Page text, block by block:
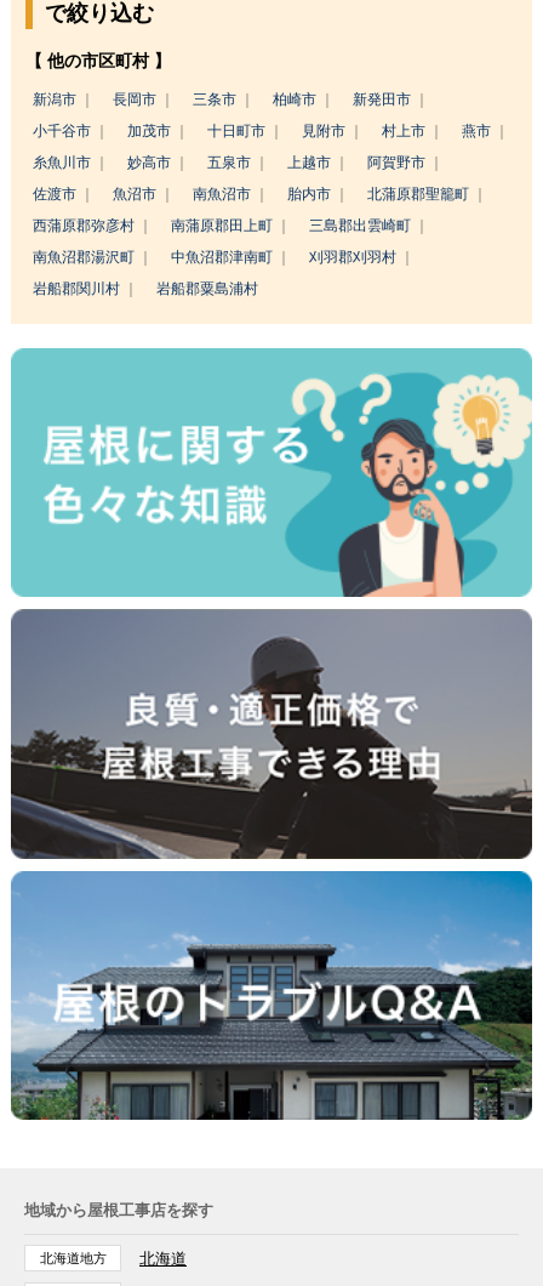
で絞り込む
【 他の市区町村 】
新潟市 長岡市 三条市 柏崎市
新発田市
小千谷市
加茂市 十日町市 見附市 村上市
燕市
糸魚川市
妙高市 五泉市 上越市
阿賀野市
佐渡市
魚沼市 南魚沼市 胎内市
北蒲原郡聖籠町
西蒲原郡弥彦村
南蒲原郡田上町
三島郡出雲崎町
南魚沼郡湯沢町
中魚沼郡津南町
刈羽郡刈羽村
岩船郡関川村
岩船郡粟島浦村
地域から屋根工事店を探す
北海道地方 北海道